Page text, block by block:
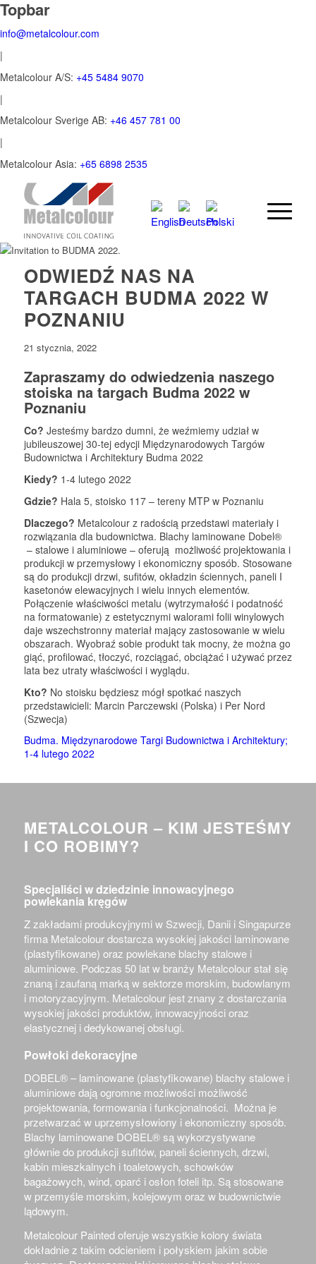
Topbar
info@metalcolour.com
|
Metalcolour A/S: +45 5484 9070
|
Metalcolour Sverige AB: +46 457 781 00
|
Metalcolour Asia: +65 6898 2535
ODWIEDŹ NAS NA
TARGACH BUDMA 2022 W
POZNANIU
21 stycznia, 2022
Zapraszamy do odwiedzenia naszego
stoiska na targach Budma 2022 w
Poznaniu
Co? Jesteśmy bardzo dumni, że weźmiemy udział w
jubileuszowej 30-tej edycji Międzynarodowych Targów
Budownictwa i Architektury Budma 2022
Kiedy? 1-4 lutego 2022
Gdzie? Hala 5, stoisko 117 – tereny MTP w Poznaniu
Dlaczego? Metalcolour z radością przedstawi materiały i
rozwiązania dla budownictwa. Blachy laminowane Dobel®
– stalowe i aluminiowe – oferują możliwość projektowania i
produkcji w przemysłowy i ekonomiczny sposób. Stosowane
są do produkcji drzwi, sufitów, okładzin ściennych, paneli I
kasetonów elewacyjnych i wielu innych elementów.
Połączenie właściwości metalu (wytrzymałość i podatność
na formatowanie) z estetycznymi walorami folii winylowych
daje wszechstronny materiał mający zastosowanie w wielu
obszarach. Wyobraź sobie produkt tak mocny, że można go
giąć, profilować, tłoczyć, rozciągać, obciążać i używać przez
lata bez utraty właściwości i wyglądu.
Kto? No stoisku będziesz mógł spotkać naszych
przedstawicieli: Marcin Parczewski (Polska) i Per Nord
(Szwecja)
Budma. Międzynarodowe Targi Budownictwa i Architektury;
1-4 lutego 2022
METALCOLOUR – KIM JESTEŚMY
I CO ROBIMY?
Specjaliści w dziedzinie innowacyjnego
powlekania kręgów
Z zakładami produkcyjnymi w Szwecji, Danii i Singapurze
firma Metalcolour dostarcza wysokiej jakości laminowane
(plastyfikowane) oraz powlekane blachy stalowe i
aluminiowe. Podczas 50 lat w branży Metalcolour stał się
znaną i zaufaną marką w sektorze morskim, budowlanym
i motoryzacyjnym. Metalcolour jest znany z dostarczania
wysokiej jakości produktów, innowacyjności oraz
elastycznej i dedykowanej obsługi.
Powłoki dekoracyjne
DOBEL®– laminowane (plastyfikowane) blachy stalowe i
aluminiowe dają ogromne możliwości możliwość
projektowania, formowania i funkcjonalności. Można je
przetwarzać w uprzemysłowiony i ekonomiczny sposób.
Blachy laminowane DOBEL® są wykorzystywane
głównie do produkcji sufitów, paneli ściennych, drzwi,
kabin mieszkalnych i toaletowych, schowków
bagażowych, wind, oparć i osłon foteli itp. Są stosowane
w przemyśle morskim, kolejowym oraz w budownictwie
lądowym.
Metalcolour Painted oferuje wszystkie kolory świata
dokładnie z takim odcieniem i połyskiem jakim sobie